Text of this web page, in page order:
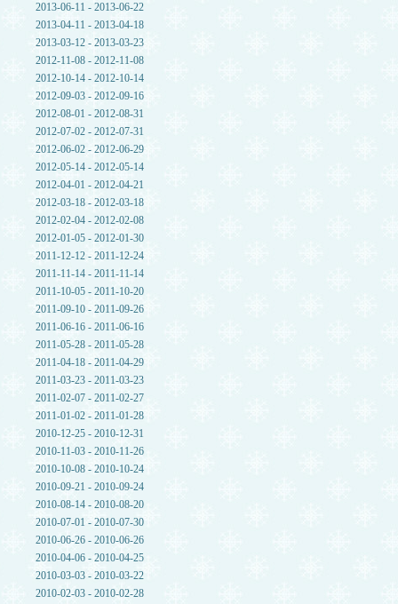
2013-06-11 - 2013-06-22
2013-04-11 - 2013-04-18
2013-03-12 - 2013-03-23
2012-11-08 - 2012-11-08
2012-10-14 - 2012-10-14
2012-09-03 - 2012-09-16
2012-08-01 - 2012-08-31
2012-07-02 - 2012-07-31
2012-06-02 - 2012-06-29
2012-05-14 - 2012-05-14
2012-04-01 - 2012-04-21
2012-03-18 - 2012-03-18
2012-02-04 - 2012-02-08
2012-01-05 - 2012-01-30
2011-12-12 - 2011-12-24
2011-11-14 - 2011-11-14
2011-10-05 - 2011-10-20
2011-09-10 - 2011-09-26
2011-06-16 - 2011-06-16
2011-05-28 - 2011-05-28
2011-04-18 - 2011-04-29
2011-03-23 - 2011-03-23
2011-02-07 - 2011-02-27
2011-01-02 - 2011-01-28
2010-12-25 - 2010-12-31
2010-11-03 - 2010-11-26
2010-10-08 - 2010-10-24
2010-09-21 - 2010-09-24
2010-08-14 - 2010-08-20
2010-07-01 - 2010-07-30
2010-06-26 - 2010-06-26
2010-04-06 - 2010-04-25
2010-03-03 - 2010-03-22
2010-02-03 - 2010-02-28